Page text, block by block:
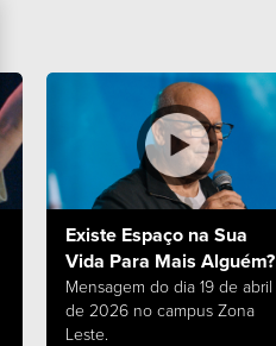
Existe Espaço na Sua
Vida Para Mais Alguém?
Mensagem do dia 19 de abril
de 2026 no campus Zona
Leste.